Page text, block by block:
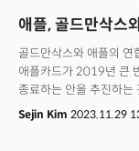
added.CEF says it
BPO services,
outsourcing program,
the needs and
program
and business goals,
애플, 골드만삭스
골드만삭스와 애플의 연
애플카드가 2019년 큰
종료하는 안을 추진하는
28일(현지시각) 월스트
골드만삭스에 향후
Sejin Kim 2023.11.29